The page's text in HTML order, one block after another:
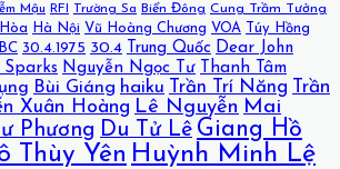
Mậu RFI Trường Sa Biển Đông Cung Trầm Tưởng
Hà Nội Vũ Hoàng Chương VOA
Túy Hồng
30.4.1975 30.4 Trung Quốc Dear John
Sparks Nguyễn Ngọc Tư
Thanh Tâm
Bùi Giáng haiku Trần Trí Năng
Trần
Xuân Hoàng Lê Nguyễn Mai
Phương Du Tử Lê Giang Hồ
Thùy Yên Huỳnh Minh Lệ